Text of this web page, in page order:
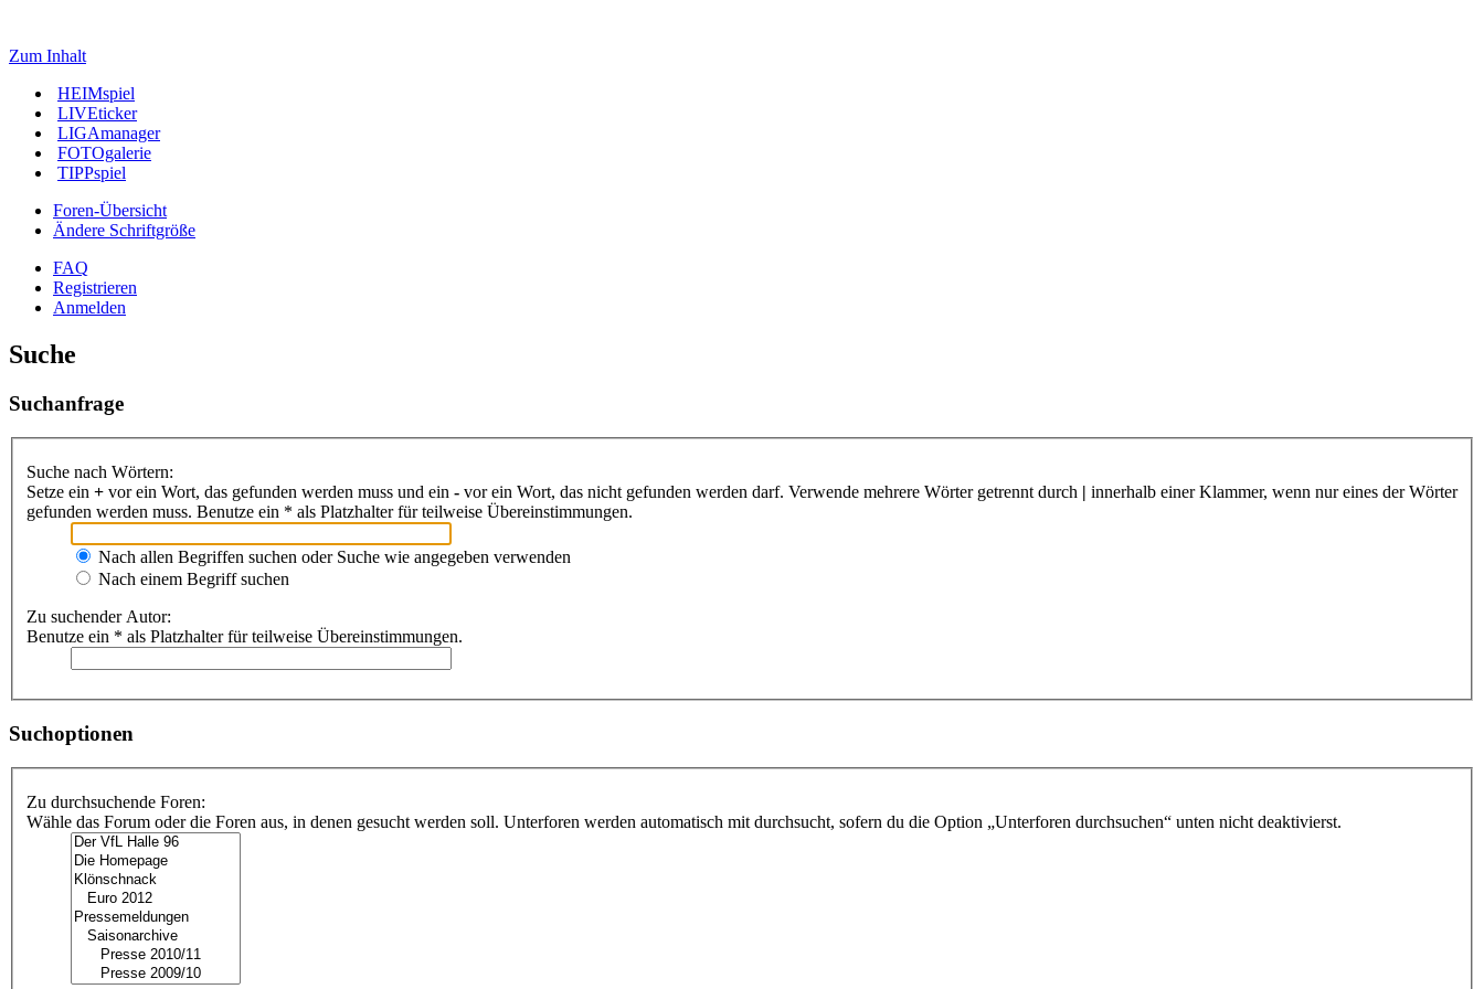
Zum Inhalt
HEIMspiel
LIVEticker
LIGAmanager
FOTOgalerie
TIPPspiel
Foren-Übersicht
Ändere Schriftgröße
FAQ
Registrieren
Anmelden
Suche
Suchanfrage
Suche nach Wörtern:
Setze ein + vor ein Wort, das gefunden werden muss und ein - vor ein Wort, das nicht gefunden werden darf. Verwende mehrere Wörter getrennt durch | innerhalb einer Klammer, wenn nur eines der Wörter
gefunden werden muss. Benutze ein * als Platzhalter für teilweise Übereinstimmungen.
Nach allen Begriffen suchen oder Suche wie angegeben verwenden
Nach einem Begriff suchen
Zu suchender Autor:
Benutze ein * als Platzhalter für teilweise Übereinstimmungen.
Suchoptionen
Zu durchsuchende Foren:
Wähle das Forum oder die Foren aus, in denen gesucht werden soll. Unterforen werden automatisch mit durchsucht, sofern du die Option „Unterforen durchsuchen“ unten nicht deaktivierst.